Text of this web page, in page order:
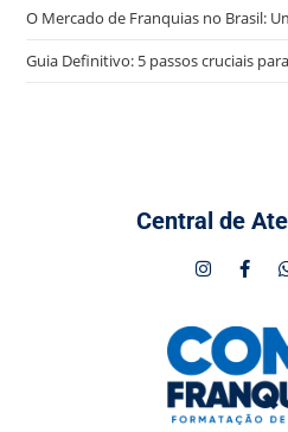
O Mercado de Franquias no Brasil:
Guia Definitivo: 5 passos cruciais
Central de